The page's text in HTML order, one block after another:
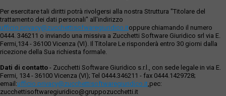
Per esercitare tali diritti potrà rivolgersi alla nostra Struttura "Titolare del
trattamento dei dati personali" all'indirizzo
ufficio.privacy@zucchettisofwaregiuridico.itoppure chiamando il numero
0444. 346211 o inviando una missiva a Zucchetti Software Giuridico srl via E.
Fermi,134 - 36100 Vicenza (VI). Il Titolare Le risponderà entro 30 giorni dalla
ricezione della Sua richiesta formale.
Dati di contatto - Zucchetti Software Giuridico s.r.l., con sede legale in via E.
Fermi, 134 - 36100 Vicenza (VI); Tel 0444.346211 - fax 0444.1429728;
email:ufficio.privacy@zucchettisoftwaregiuridico.it,pec:
zucchettisoftwaregiuridico@gruppozucchetti.it